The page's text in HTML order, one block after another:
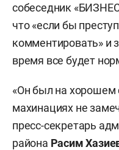
собеседник
что «если бы
комментировать» и
время все будет
«Он был на хорошем
махинациях не
пресс-секретарь
района Расим